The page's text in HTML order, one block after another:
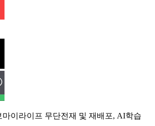
이라이프 무단전재 및 재배포, AI학습